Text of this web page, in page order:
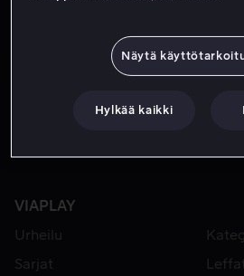
VIAPLAY
Urheilu
Sarjat
Näytä
Hylkää kaikki